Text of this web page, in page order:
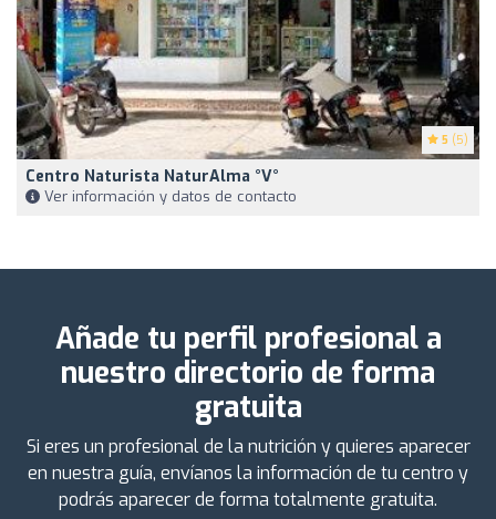
5 (5)
Centro Naturista NaturAlma °v°
Ver información y datos de contacto
Añade tu perfil profesional a
nuestro directorio de forma
gratuita
Si eres un profesional de la nutrición y quieres aparecer
en nuestra guía, envíanos la información de tu centro y
podrás aparecer de forma totalmente gratuita.